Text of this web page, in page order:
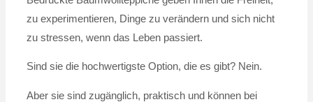
zu experimentieren, Dinge zu verändern und sich nicht
zu stressen, wenn das Leben passiert.
Sind sie die hochwertigste Option, die es gibt? Nein.
Aber sie sind zugänglich, praktisch und können bei